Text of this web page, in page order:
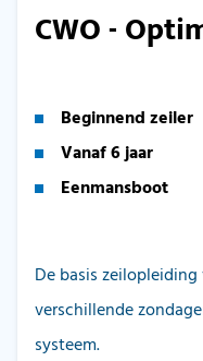
CWO -
Beginnend zeiler
Vanaf 6 jaar
Eenmansboot
De basis
verschillende
systeem.